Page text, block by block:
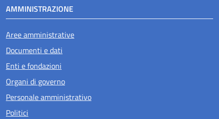
AMMINISTRAZIONE
Aree amministrative
Documenti e dati
Enti e fondazioni
Organi di governo
Personale amministrativo
Politici